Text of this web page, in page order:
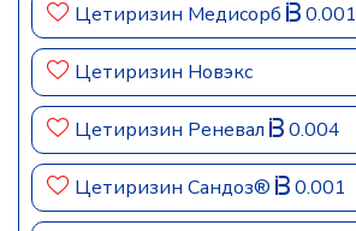
Цетиризин Медисорб 0.001
Цетиризин Новэкс
Цетиризин Реневал 0.004
Цетиризин Сандоз® 0.001